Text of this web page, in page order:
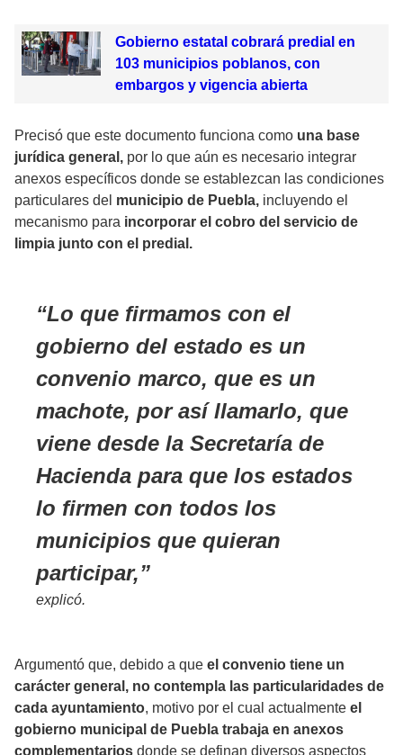
Gobierno estatal cobrará predial en
103 municipios poblanos, con
embargos y vigencia abierta
Precisó que este documento funciona como una base
jurídica general, por lo que aún es necesario integrar
anexos específicos donde se establezcan las condiciones
particulares del municipio de Puebla, incluyendo el
mecanismo para incorporar el cobro del servicio de
limpia junto con el predial.
Lo que firmamos con el
gobierno del estado es un
convenio marco, que es un
machote, por así llamarlo, que
viene desde la Secretaría de
Hacienda para que los estados
lo firmen con todos los
municipios que quieran
participar,
explicó.
Argumentó que, debido a que el convenio tiene un
carácter general, no contempla las particularidades de
cada ayuntamiento, motivo por el cual actualmente el
gobierno municipal de Puebla trabaja en anexos
complementarios donde se definan diversos aspectos